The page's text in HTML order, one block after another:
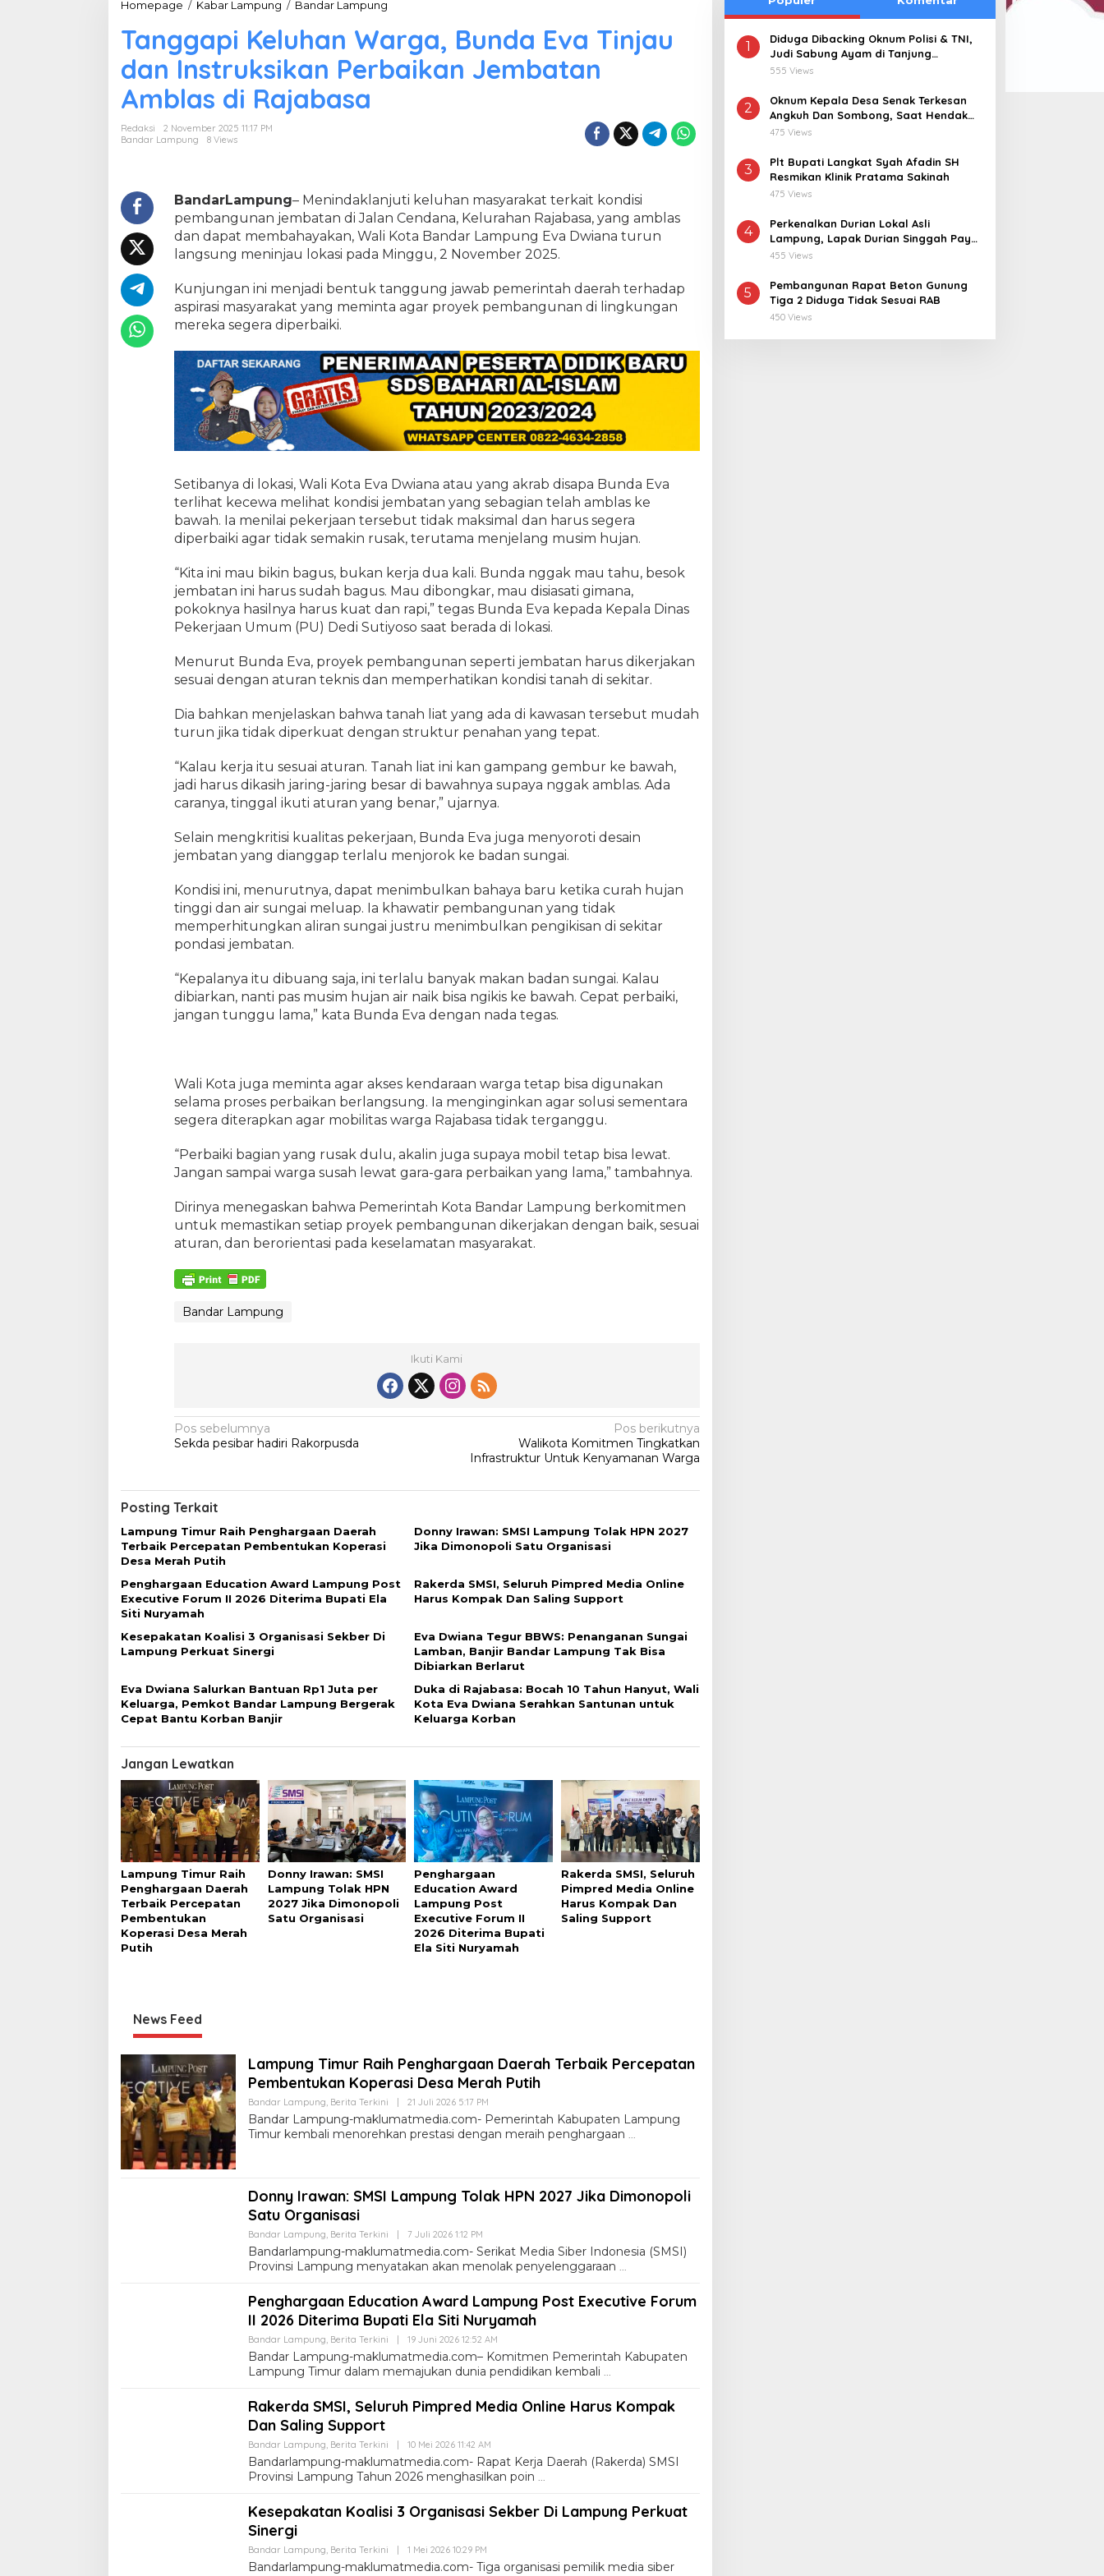
Homepage / Kabar Lampung / Bandar Lampung
n
g
g
a
a
W
a
r
a
B
d
a
E
T
i
a
u
d
a
I
n
s
t
r
s
a
n
r
b
a
k
a
n
e
m
b
a
n
A
m
d
i
a
a
b
s
Tanggapi Keluhan Warga, Bunda Eva Tinjau
dan Instruksikan Perbaikan Jembatan
Amblas di Rajabasa
Redaksi
2 November 2025 11:17 PM
Bandar Lampung
8 Views
BandarLampung– Menindaklanjuti keluhan masyarakat terkait kondisi
pembangunan jembatan di Jalan Cendana, Kelurahan Rajabasa, yang amblas
dan dapat membahayakan, Wali Kota Bandar Lampung Eva Dwiana turun
langsung meninjau lokasi pada Minggu, 2 November 2025.
Kunjungan ini menjadi bentuk tanggung jawab pemerintah daerah terhadap
aspirasi masyarakat yang meminta agar proyek pembangunan di lingkungan
mereka segera diperbaiki.
Setibanya di lokasi, Wali Kota Eva Dwiana atau yang akrab disapa Bunda Eva
terlihat kecewa melihat kondisi jembatan yang sebagian telah amblas ke
bawah. Ia menilai pekerjaan tersebut tidak maksimal dan harus segera
diperbaiki agar tidak semakin rusak, terutama menjelang musim hujan.
“Kita ini mau bikin bagus, bukan kerja dua kali. Bunda nggak mau tahu, besok
jembatan ini harus sudah bagus. Mau dibongkar, mau disiasati gimana,
pokoknya hasilnya harus kuat dan rapi,” tegas Bunda Eva kepada Kepala Dinas
Pekerjaan Umum (PU) Dedi Sutiyoso saat berada di lokasi.
Menurut Bunda Eva, proyek pembangunan seperti jembatan harus dikerjakan
sesuai dengan aturan teknis dan memperhatikan kondisi tanah di sekitar.
Dia bahkan menjelaskan bahwa tanah liat yang ada di kawasan tersebut mudah
turun jika tidak diperkuat dengan struktur penahan yang tepat.
“Kalau kerja itu sesuai aturan. Tanah liat ini kan gampang gembur ke bawah,
jadi harus dikasih jaring-jaring besar di bawahnya supaya nggak amblas. Ada
caranya, tinggal ikuti aturan yang benar,” ujarnya.
Selain mengkritisi kualitas pekerjaan, Bunda Eva juga menyoroti desain
jembatan yang dianggap terlalu menjorok ke badan sungai.
Kondisi ini, menurutnya, dapat menimbulkan bahaya baru ketika curah hujan
tinggi dan air sungai meluap. Ia khawatir pembangunan yang tidak
memperhitungkan aliran sungai justru menimbulkan pengikisan di sekitar
pondasi jembatan.
“Kepalanya itu dibuang saja, ini terlalu banyak makan badan sungai. Kalau
dibiarkan, nanti pas musim hujan air naik bisa ngikis ke bawah. Cepat perbaiki,
jangan tunggu lama,” kata Bunda Eva dengan nada tegas.
Wali Kota juga meminta agar akses kendaraan warga tetap bisa digunakan
selama proses perbaikan berlangsung. Ia menginginkan agar solusi sementara
segera diterapkan agar mobilitas warga Rajabasa tidak terganggu.
“Perbaiki bagian yang rusak dulu, akalin juga supaya mobil tetap bisa lewat.
Jangan sampai warga susah lewat gara-gara perbaikan yang lama,” tambahnya.
Dirinya menegaskan bahwa Pemerintah Kota Bandar Lampung berkomitmen
untuk memastikan setiap proyek pembangunan dikerjakan dengan baik, sesuai
aturan, dan berorientasi pada keselamatan masyarakat.
Bandar Lampung
Ikuti Kami
N
a
i
g
a
s
i
p
o
s
Pos sebelumnya
Sekda pesibar hadiri Rakorpusda
Pos berikutnya
Walikota Komitmen Tingkatkan
Infrastruktur Untuk Kenyamanan Warga
Posting Terkait
Lampung Timur Raih Penghargaan Daerah
Terbaik Percepatan Pembentukan Koperasi
Desa Merah Putih
Donny Irawan: SMSI Lampung Tolak HPN 2027
Jika Dimonopoli Satu Organisasi
Penghargaan Education Award Lampung Post
Executive Forum II 2026 Diterima Bupati Ela
Siti Nuryamah
Rakerda SMSI, Seluruh Pimpred Media Online
Harus Kompak Dan Saling Support
Kesepakatan Koalisi 3 Organisasi Sekber Di
Lampung Perkuat Sinergi
Eva Dwiana Tegur BBWS: Penanganan Sungai
Lamban, Banjir Bandar Lampung Tak Bisa
Dibiarkan Berlarut
Eva Dwiana Salurkan Bantuan Rp1 Juta per
Keluarga, Pemkot Bandar Lampung Bergerak
Cepat Bantu Korban Banjir
Duka di Rajabasa: Bocah 10 Tahun Hanyut, Wali
Kota Eva Dwiana Serahkan Santunan untuk
Keluarga Korban
Jangan Lewatkan
Lampung Timur Raih
Penghargaan Daerah
Terbaik Percepatan
Pembentukan
Koperasi Desa Merah
Putih
Donny Irawan: SMSI
Lampung Tolak HPN
2027 Jika Dimonopoli
Satu Organisasi
Penghargaan
Education Award
Lampung Post
Executive Forum II
2026 Diterima Bupati
Ela Siti Nuryamah
Rakerda SMSI, Seluruh
Pimpred Media Online
Harus Kompak Dan
Saling Support
News Feed
Lampung Timur Raih Penghargaan Daerah Terbaik Percepatan
Pembentukan Koperasi Desa Merah Putih
Bandar Lampung, Berita Terkini 21 Juli 2026 5:17 PM
Bandar Lampung-maklumatmedia.com- Pemerintah Kabupaten Lampung
Timur kembali menorehkan prestasi dengan meraih penghargaan
Donny Irawan: SMSI Lampung Tolak HPN 2027 Jika Dimonopoli
Satu Organisasi
Bandar Lampung, Berita Terkini 7 Juli 2026 1:12 PM
Bandarlampung-maklumatmedia.com- Serikat Media Siber Indonesia (SMSI)
Provinsi Lampung menyatakan akan menolak penyelenggaraan
Penghargaan Education Award Lampung Post Executive Forum
II 2026 Diterima Bupati Ela Siti Nuryamah
Bandar Lampung, Berita Terkini 19 Juni 2026 12:52 AM
Bandar Lampung-maklumatmedia.com– Komitmen Pemerintah Kabupaten
Lampung Timur dalam memajukan dunia pendidikan kembali
Rakerda SMSI, Seluruh Pimpred Media Online Harus Kompak
Dan Saling Support
Bandar Lampung, Berita Terkini 10 Mei 2026 11:42 AM
Bandarlampung-maklumatmedia.com- Rapat Kerja Daerah (Rakerda) SMSI
Provinsi Lampung Tahun 2026 menghasilkan poin
Kesepakatan Koalisi 3 Organisasi Sekber Di Lampung Perkuat
Sinergi
Bandar Lampung, Berita Terkini 1 Mei 2026 10:29 PM
Bandarlampung-maklumatmedia.com- Tiga organisasi pemilik media siber
1
Diduga Dibacking Oknum Polisi & TNI,
Judi Sabung Ayam di Tanjung
Kemuning “Kebal Hukum”
555 Views
2
Oknum Kepala Desa Senak Terkesan
Angkuh Dan Sombong, Saat Hendak
Dikonfirmasi Realisasi Dana Desa 2021-
475 Views
3
Plt Bupati Langkat Syah Afadin SH
Resmikan Klinik Pratama Sakinah
475 Views
4
Perkenalkan Durian Lokal Asli
Lampung, Lapak Durian Singgah Pay
kini Hadir di Lampung Timur
455 Views
5
Pembangunan Rapat Beton Gunung
Tiga 2 Diduga Tidak Sesuai RAB
450 Views